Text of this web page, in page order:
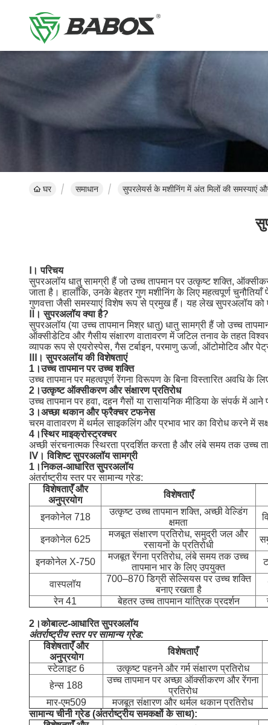
घर समाधान सुपरलेयर्स के मशीनिंग में अंत मिलों की समस्याएं
Ⅰ।परिचय
सुपरअलॉय धातु सामग्री हैं जो उच्च तापमान पर उत्कृष्ट शक्ति,
जाता है। हालाँकि, उनके बेहतर गुण मशीनिंग के लिए महत्वपूर्ण
गुणवत्ता जैसी समस्याएं विशेष रूप से प्रमुख हैं। यह लेख सुपरअलॉय को
Ⅱ।सुपरअलॉय क्या है?
सुपरअलॉय (या उच्च तापमान मिश्र धातु) धातु सामग्री हैं जो उच्च
ऑक्सीडेटिव और गैसीय संक्षारण वातावरण में जटिल तनाव के तहत
व्यापक रूप से एयरोस्पेस, गैस टर्बाइन, परमाणु ऊर्जा, ऑटोमोटिव और
Ⅲ।सुपरअलॉय की विशेषताएं
1।उच्च तापमान पर उच्च शक्ति
उच्च तापमान पर महत्वपूर्ण रेंगना विरूपण के बिना विस्तारित अवधि के
2।उत्कृष्ट ऑक्सीकरण और संक्षारण प्रतिरोध
उच्च तापमान पर हवा, दहन गैसों या रासायनिक मीडिया के संपर्क में आने
3।अच्छा थकान और फ्रैक्चर टफनेस
चरम वातावरण में थर्मल साइकलिंग और प्रभाव भार का विरोध करने में
4।स्थिर माइक्रोस्ट्रक्चर
अच्छी संरचनात्मक स्थिरता प्रदर्शित करता है और लंबे समय तक उच्च
Ⅳ।विशिष्ट सुपरअलॉय सामग्री
1।निकल-आधारित सुपरअलॉय
अंतर्राष्ट्रीय स्तर पर सामान्य ग्रेड:
विशेषताएँ और
अनुप्रयोग
विशेषताएँ
इनकोनेल 718
उत्कृष्ट उच्च तापमान शक्ति, अच्छी वेल्डिंग
क्षमता
इनकोनेल 625
मजबूत संक्षारण प्रतिरोध, समुद्री जल और
रसायनों के प्रतिरोधी
इनकोनेल X-750
मजबूत रेंगना प्रतिरोध, लंबे समय तक उच्च
तापमान भार के लिए उपयुक्त
वास्पलॉय
700–870 डिग्री सेल्सियस पर उच्च शक्ति
बनाए रखता है
रेन 41
बेहतर उच्च तापमान यांत्रिक प्रदर्शन
2।कोबाल्ट-आधारित सुपरअलॉय
अंतर्राष्ट्रीय स्तर पर सामान्य ग्रेड:
विशेषताएँ और
अनुप्रयोग
विशेषताएँ
स्टेलाइट 6
उत्कृष्ट पहनने और गर्म संक्षारण प्रतिरोध
हेन्स 188
उच्च तापमान पर अच्छा ऑक्सीकरण और रेंगना
प्रतिरोध
मार-एम509
मजबूत संक्षारण और थर्मल थकान प्रतिरोध
सामान्य चीनी ग्रेड (अंतर्राष्ट्रीय समकक्षों के साथ):